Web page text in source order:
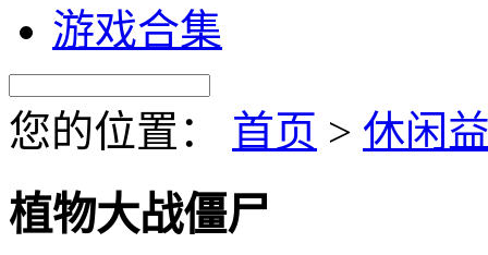
游戏合集
您的位置： 首页 > 休闲
植物大战僵尸